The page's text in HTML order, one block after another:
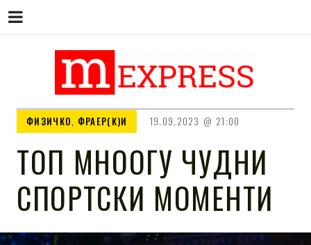
M EXPRESS
Сител
ФИЗИЧКО, ФРАЕР(К)И 19.09.2023 21:00
ТОП МНООГУ ЧУДНИ
СПОРТСКИ МОМЕНТИ